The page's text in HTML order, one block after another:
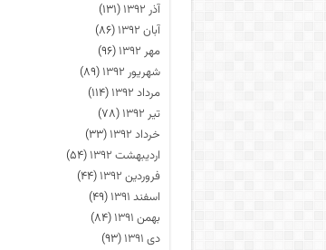
آذر ۱۳۹۲
(۱۳۱)
آبان ۱۳۹۲
(۸۶)
مهر ۱۳۹۲
(۹۶)
شهریور ۱۳۹۲
(۸۹)
مرداد ۱۳۹۲
(۱۱۴)
تیر ۱۳۹۲
(۷۸)
خرداد ۱۳۹۲
(۳۳)
اردیبهشت ۱۳۹۲
(۵۴)
فروردین ۱۳۹۲
(۴۴)
اسفند ۱۳۹۱
(۴۹)
بهمن ۱۳۹۱
(۸۴)
دی ۱۳۹۱
(۹۳)